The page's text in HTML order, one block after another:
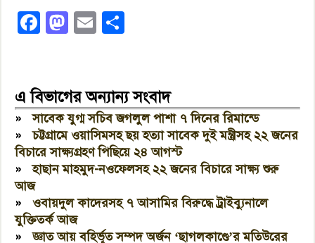
Facebook
Mastodon
Email
এ বিভাগের অন্যান্য সংবাদ
»সাবেক যুগ্ম সচিব জগলুল পাশা ৭ দিনের রিমান্ডে
»চট্টগ্রামে ওয়াসিমসহ ছয় হত্যা সাবেক দুই মন্ত্রীসহ ২২ জনের
বিচারে সাক্ষ্যগ্রহণ পিছিয়ে ২৪ আগস্ট
»হাছান মাহমুদ-নওফেলসহ ২২ জনের বিচারে সাক্ষ্য শুরু
আজ
»ওবায়দুল কাদেরসহ ৭ আসামির বিরুদ্ধে ট্রাইব্যুনালে
যুক্তিতর্ক আজ
»জ্ঞাত আয় বহির্ভূত সম্পদ অর্জন ‘ছাগলকাণ্ডে’র মতিউরের